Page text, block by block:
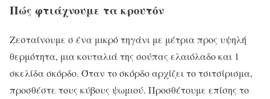
Πώς φτιάχνουμε τα κρουτόν
Ζεσταίνουμε σ ένα μικρό τηγάνι με μέτρια προς υψηλή
θερμότητα, μια κουταλιά της σούπας ελαιόλαδο και 1
σκελίδα σκόρδο. Όταν το σκόρδο αρχίζει το τσιτσίρισμα,
προσθέστε τους κύβους ψωμιού. Προσθέτουμε επίσης το